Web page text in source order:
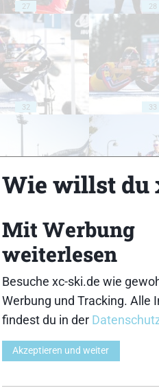
27 28
32 33
Wie willst du
Mit Werbung
weiterlesen
Besuche xc-ski.de wie
Werbung und Tracking. Alle
findest du in der
Akzeptieren und weiter